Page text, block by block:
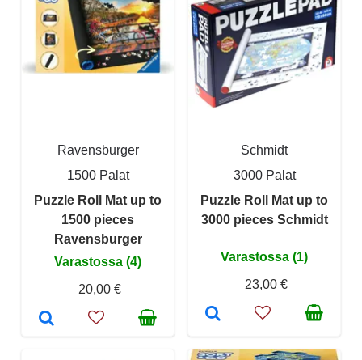
Ravensburger
1500 Palat
Puzzle Roll Mat up to
1500 pieces
Ravensburger
Varastossa (4)
20,00 €
Schmidt
3000 Palat
Puzzle Roll Mat up to
3000 pieces Schmidt
Varastossa (1)
23,00 €